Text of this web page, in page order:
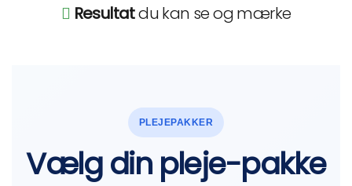
Resultatdu kan se og mærke
PLEJEPAKKER
Vælg din pleje-pakke